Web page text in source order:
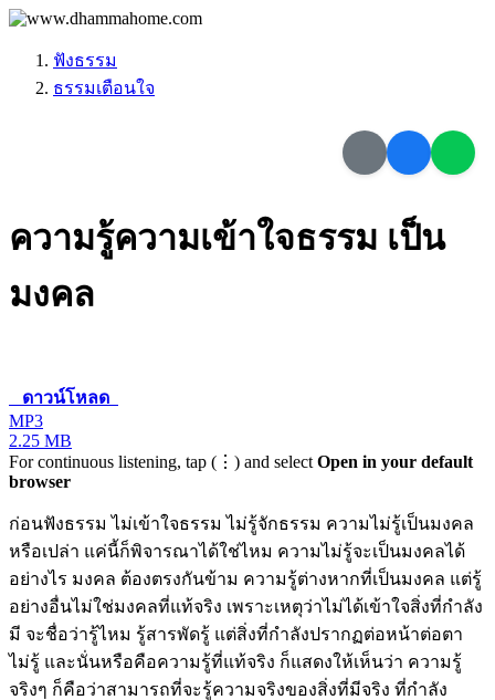
ฟังธรรม
ธรรมเตือนใจ
ความรู้ความเข้าใจธรรม เป็น
มงคล
ดาวน์โหลด
MP3
2.25 MB
For continuous listening, tap (⋮) and select Open in your default
browser
ก่อนฟังธรรม ไม่เข้าใจธรรม ไม่รู้จักธรรม ความไม่รู้เป็นมงคล
หรือเปล่า แค่นี้ก็พิจารณาได้ใช่ไหม ความไม่รู้จะเป็นมงคลได้
อย่างไร มงคล ต้องตรงกันข้าม ความรู้ต่างหากที่เป็นมงคล แต่รู้
อย่างอื่นไม่ใช่มงคลที่แท้จริง เพราะเหตุว่าไม่ได้เข้าใจสิ่งที่กำลัง
มี จะชื่อว่ารู้ไหม รู้สารพัดรู้ แต่สิ่งที่กำลังปรากฏต่อหน้าต่อตา
ไม่รู้ และนั่นหรือคือความรู้ที่แท้จริง ก็แสดงให้เห็นว่า ความรู้
จริงๆ ก็คือว่าสามารถที่จะรู้ความจริงของสิ่งที่มีจริง ที่กำลัง